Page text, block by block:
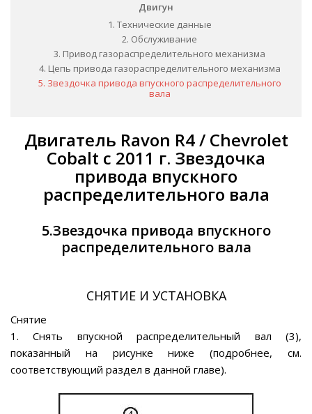
Двигун
1. Технические данные
2. Обслуживание
3. Привод газораспределительного механизма
4. Цепь привода газораспределительного механизма
5. Звездочка привода впускного распределительного
вала
Двигатель Ravon R4 / Chevrolet
Cobalt с 2011 г. Звездочка
привода впускного
распределительного вала
5.Звездочка привода впускного
распределительного вала
СНЯТИЕ И УСТАНОВКА
Снятие
1. Снять впускной распределительный вал (3),
показанный на рисунке ниже (подробнее, см.
соответствующий раздел в данной главе).